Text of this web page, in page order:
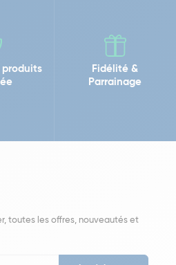
produits
Fidélité &
Parrainage
toutes les offres, nouveautés et